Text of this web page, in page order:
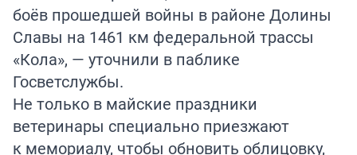
боёв прошедшей войны в районе Долины
Славы на 1461 км федеральной трассы
«Кола», — уточнили в паблике
Госветслужбы.
Не только в майские праздники
ветеринары специально приезжают
к мемориалу, чтобы обновить облицовку,